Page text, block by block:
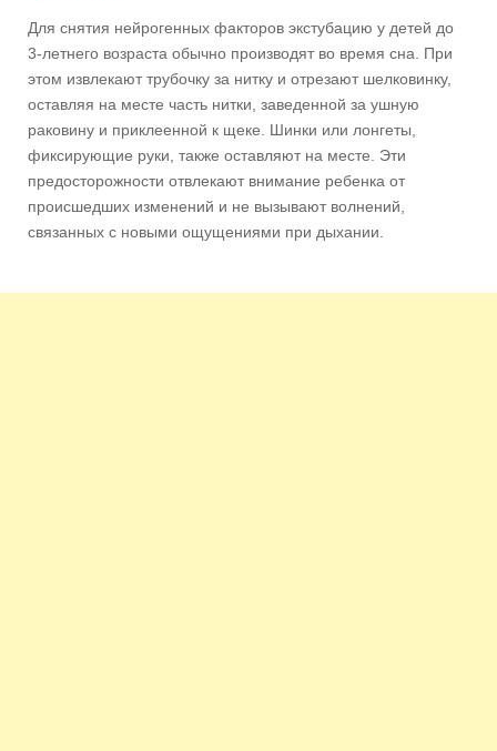
Для снятия нейрогенных факторов экстубацию у детей до
3-летнего возраста обычно производят во время сна. При
этом извлекают трубочку за нитку и отрезают шелковинку,
оставляя на месте часть нитки, заведенной за ушную
раковину и приклеенной к щеке. Шинки или лонгеты,
фиксирующие руки, также оставляют на месте. Эти
предосторожности отвлекают внимание ребенка от
происшедших изменений и не вызывают волнений,
связанных с новыми ощущениями при дыхании.